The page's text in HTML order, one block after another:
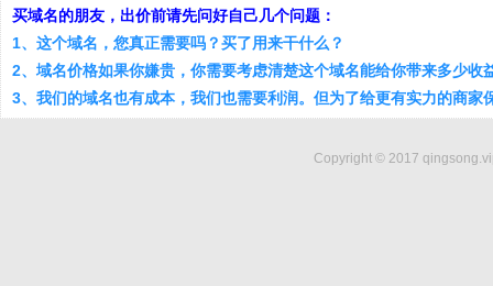
买域名的朋友，出价前请先问好自己几个问题：
1、这个域名，您真正需要吗？买了用来干什么？
2、域名价格如果你嫌贵，你需要考虑清楚这个域名能给你带来多少收
3、我们的域名也有成本，我们也需要利润。但为了给更有实力的商家
Copyright © 2017